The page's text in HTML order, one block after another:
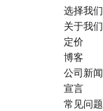
选择我们
关于我们
定价
博客
公司新闻
宣言
常见问题